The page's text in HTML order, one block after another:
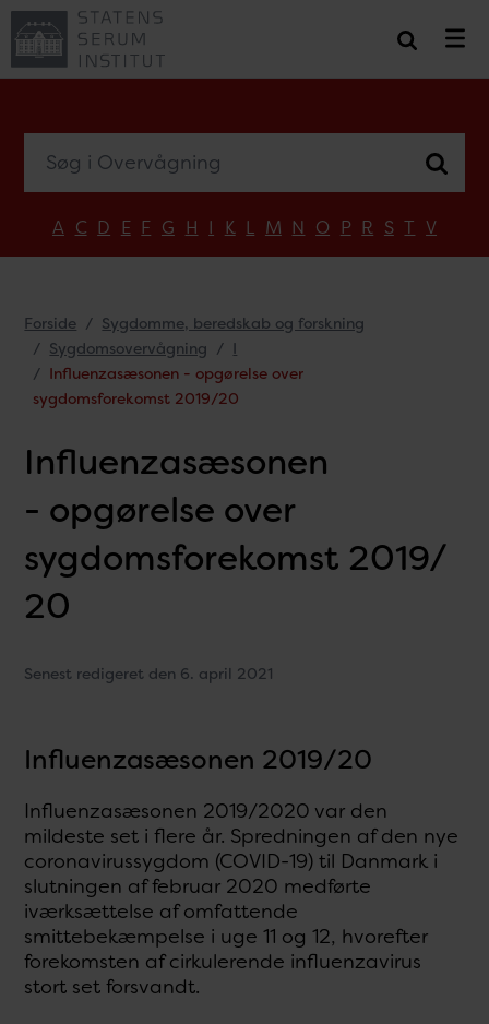
A C D E F G H I K L M N O P R S T V
Forside
Sygdomme, beredskab og forskning
Sygdomsovervågning
I
Influenzasæsonen - opgørelse over
sygdomsforekomst 2019/20
Influenzasæsonen
- opgørelse over
sygdomsforekomst 2019/
20
Senest redigeret den 6. april 2021
Influenzasæsonen 2019/20
Influenzasæsonen 2019/2020 var den
mildeste set i flere år. Spredningen af den nye
coronavirussygdom (COVID-19) til Danmark i
slutningen af februar 2020 medførte
iværksættelse af omfattende
smittebekæmpelse i uge 11 og 12, hvorefter
forekomsten af cirkulerende influenzavirus
stort set forsvandt.